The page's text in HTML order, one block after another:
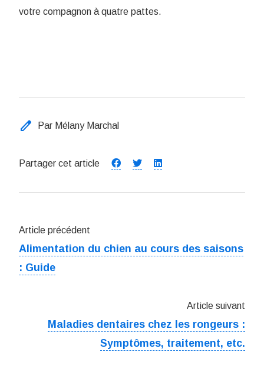
votre compagnon à quatre pattes.
edit Par Mélany Marchal
Partager cet article
Article précédent
Alimentation du chien au cours des saisons
: Guide
Article suivant
Maladies dentaires chez les rongeurs :
Symptômes, traitement, etc.